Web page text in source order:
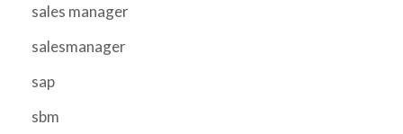
sales manager
salesmanager
sap
sbm